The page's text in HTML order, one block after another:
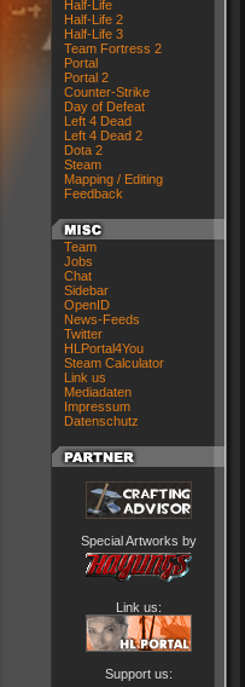
Half-Life
Half-Life 2
Half-Life 3
Team Fortress 2
Portal
Portal 2
Counter-Strike
Day of Defeat
Left 4 Dead
Left 4 Dead 2
Dota 2
Steam
Mapping / Editing
Feedback
Team
Jobs
Chat
Sidebar
OpenID
News-Feeds
Twitter
HLPortal4You
Steam Calculator
Link us
Mediadaten
Impressum
Datenschutz
Special Artworks by
Link us:
Support us: